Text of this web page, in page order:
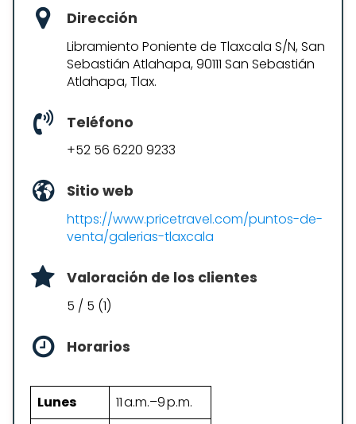
Dirección
Libramiento Poniente de Tlaxcala S/N, San
Sebastián Atlahapa, 90111 San Sebastián
Atlahapa, Tlax.
Teléfono
+52 56 6220 9233
Sitio web
https://www.pricetravel.com/puntos-de-
venta/galerias-tlaxcala
Valoración de los clientes
5 / 5 (1)
Horarios
Lunes
11 a.m.–9 p.m.